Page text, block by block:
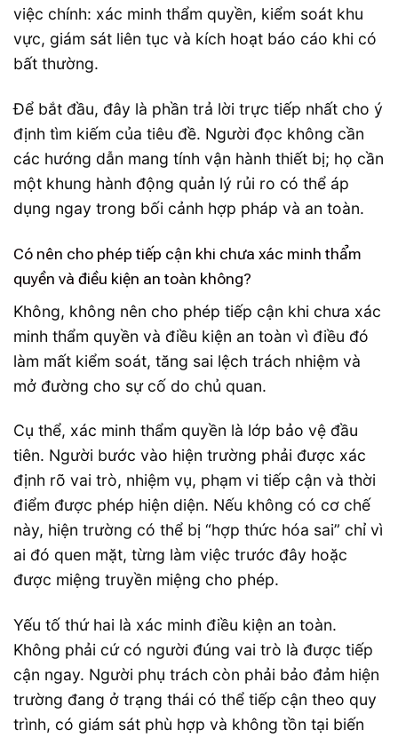
việc chính: xác minh thẩm quyền, kiểm soát khu
vực, giám sát liên tục và kích hoạt báo cáo khi có
bất thường.
Để bắt đầu, đây là phần trả lời trực tiếp nhất cho ý
định tìm kiếm của tiêu đề. Người đọc không cần
các hướng dẫn mang tính vận hành thiết bị; họ cần
một khung hành động quản lý rủi ro có thể áp
dụng ngay trong bối cảnh hợp pháp và an toàn.
Có nên cho phép tiếp cận khi chưa xác minh thẩm
quyền và điều kiện an toàn không?
Không, không nên cho phép tiếp cận khi chưa xác
minh thẩm quyền và điều kiện an toàn vì điều đó
làm mất kiểm soát, tăng sai lệch trách nhiệm và
mở đường cho sự cố do chủ quan.
Cụ thể, xác minh thẩm quyền là lớp bảo vệ đầu
tiên. Người bước vào hiện trường phải được xác
định rõ vai trò, nhiệm vụ, phạm vi tiếp cận và thời
điểm được phép hiện diện. Nếu không có cơ chế
này, hiện trường có thể bị “hợp thức hóa sai” chỉ vì
ai đó quen mặt, từng làm việc trước đây hoặc
được miệng truyền miệng cho phép.
Yếu tố thứ hai là xác minh điều kiện an toàn.
Không phải cứ có người đúng vai trò là được tiếp
cận ngay. Người phụ trách còn phải bảo đảm hiện
trường đang ở trạng thái có thể tiếp cận theo quy
trình, có giám sát phù hợp và không tồn tại biến